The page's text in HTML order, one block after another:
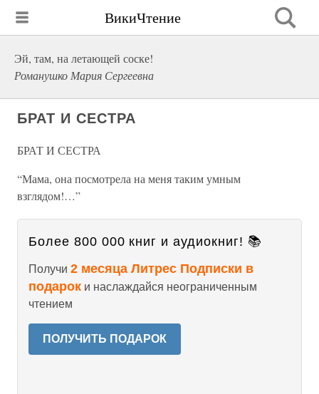
ВикиЧтение
Эй, там, на летающей соске!
Романушко Мария Сергеевна
БРАТ И СЕСТРА
БРАТ И СЕСТРА
“Мама, она посмотрела на меня таким умным
взглядом!…”
Более 800 000 книг и аудиокниг! 📚
Получи 2 месяца Литрес Подписки в
подарок и наслаждайся неограниченным
чтением
ПОЛУЧИТЬ ПОДАРОК